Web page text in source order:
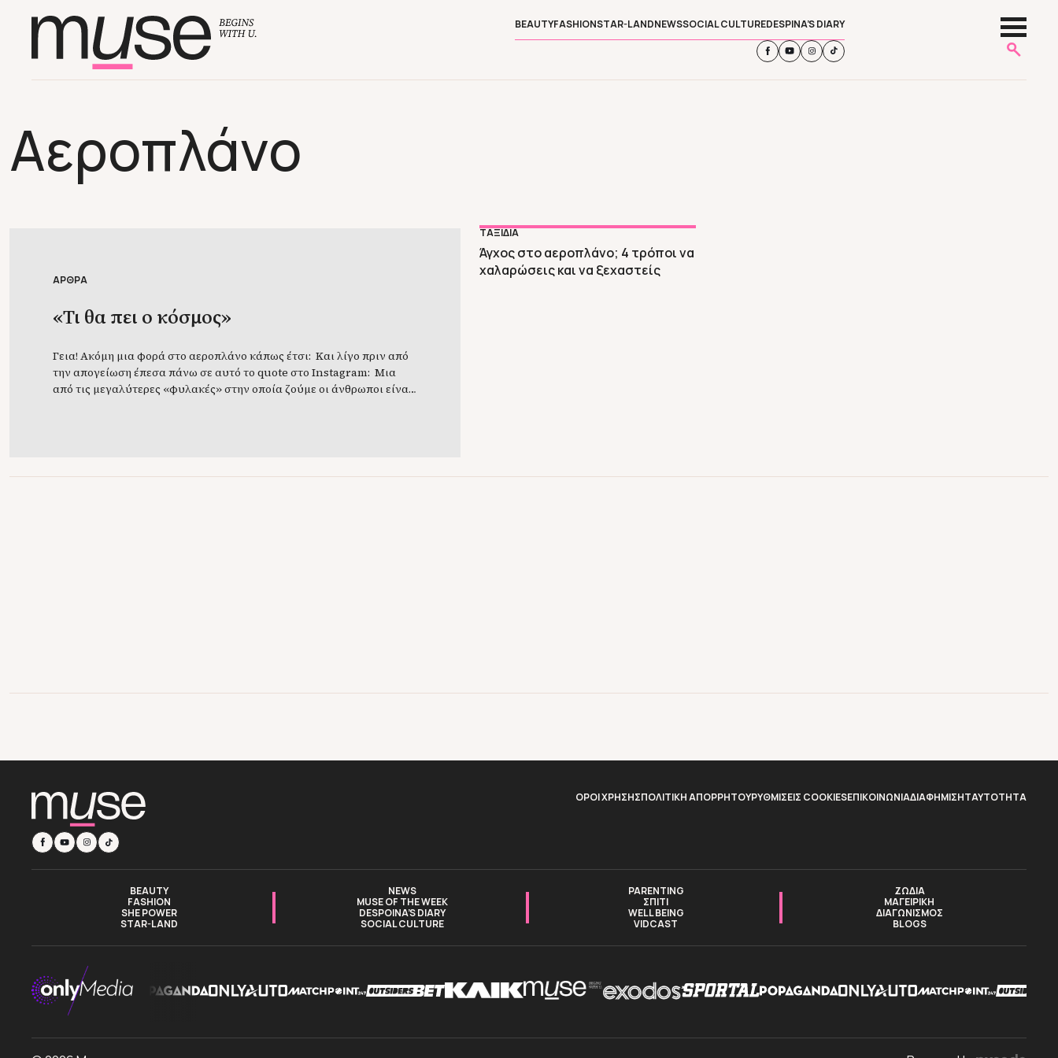
BEAUTYFASHIONSTAR-LANDNEWSSOCIAL CULTUREDESPINA’S DIARY
Αεροπλάνο
ΑΡΘΡΑ
«Τι θα πει ο κόσμος»
Γεια! Ακόμη μια φορά στο αεροπλάνο κάπως έτσι: Και λίγο πριν από
την απογείωση έπεσα πάνω σε αυτό το quote στο Instagram: Μια
από τις μεγαλύτερες «φυλακές» στην οποία ζούμε οι άνθρωποι είναι
ΤΑΞΙΔΙΑ
Άγχος στο αεροπλάνο; 4 τρόποι να
χαλαρώσεις και να ξεχαστείς
ΟΡΟΙ ΧΡΗΣΗΣΠΟΛΙΤΙΚΗ ΑΠΟΡΡΗΤΟΥΡΥΘΜΙΣΕΙΣ COOKIESΕΠΙΚΟΙΝΩΝΙΑΔΙΑΦΗΜΙΣΗTAYTOTHTA
BEAUTY
FASHION
SHE POWER
STAR-LAND
NEWS
MUSE OF THE WEEK
DESPOINA’S DIARY
SOCIAL CULTURE
PARENTING
ΣΠΙΤΙ
WELL BEING
VIDCAST
ΖΩΔΙΑ
ΜΑΓΕΙΡΙΚΗ
ΔΙΑΓΩΝΙΣΜΟΣ
BLOGS